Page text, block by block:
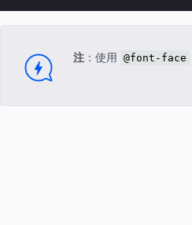
注：使用 @font-face